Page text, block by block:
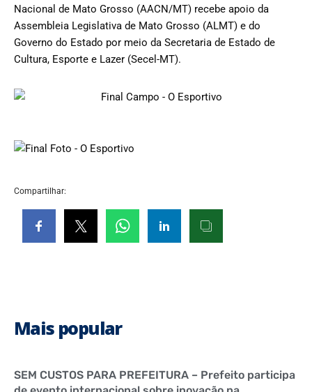
Nacional de Mato Grosso (AACN/MT) recebe apoio da
Assembleia Legislativa de Mato Grosso (ALMT) e do
Governo do Estado por meio da Secretaria de Estado de
Cultura, Esporte e Lazer (Secel-MT).
Compartilhar:
Mais popular
SEM CUSTOS PARA PREFEITURA – Prefeito participa